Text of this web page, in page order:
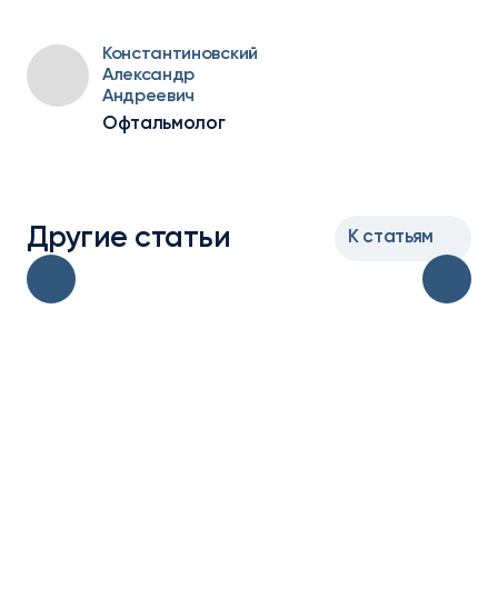
Константиновский
Александр
Андреевич
Офтальмолог
Другие статьи К статьям